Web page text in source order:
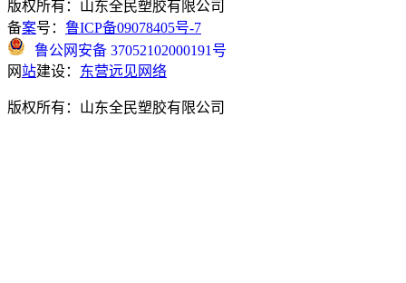
版权所有：山东全民塑胶有限公司
备案号： 鲁ICP备09078405号-7
鲁公网安备 37052102000191号
网 站建设： 东营远见网络
版权所有：山东全民塑胶有限公司